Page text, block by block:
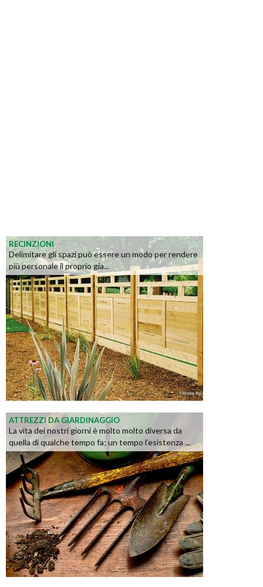
RECINZIONI
Delimitare gli spazi può essere un modo per rendere
più personale il proprio gia...
ATTREZZI DA GIARDINAGGIO
La vita dei nostri giorni è molto molto diversa da
quella di qualche tempo fa; un tempo l’esistenza ...